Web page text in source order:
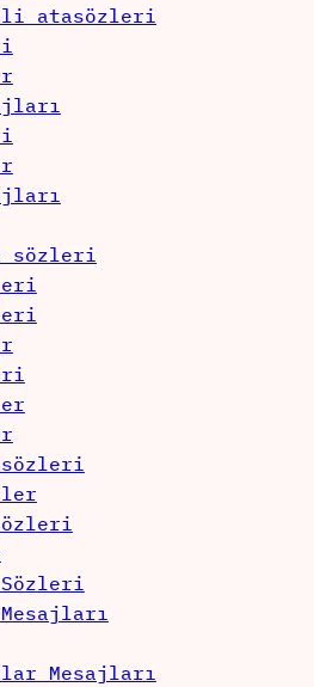
atasözleri
sözleri
Mesajları